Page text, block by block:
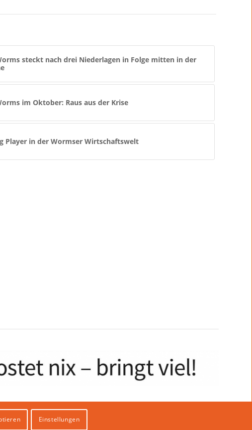
steckt nach drei Niederlagen in Folge mitten in der
im Oktober: Raus aus der Krise
Player in der Wormser Wirtschaftswelt
Einstellungen